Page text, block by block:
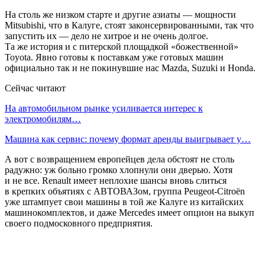
На столь же низком старте и другие азиаты — мощности
Mitsubishi, что в Калуге, стоят законсервированными, так что
запустить их — дело не хитрое и не очень долгое.
Та же история и с питерской площадкой «божественной»
Toyota. Явно готовы к поставкам уже готовых машин
официально так и не покинувшие нас Mazda, Suzuki и Honda.
Сейчас читают
На автомобильном рынке усиливается интерес к
электромобилям…
Машина как сервис: почему формат аренды выигрывает у…
А вот с возвращением европейцев дела обстоят не столь
радужно: уж больно громко хлопнули они дверью. Хотя
и не все. Renault имеет неплохие шансы вновь слиться
в крепких объятиях с АВТОВАЗом, группа Peugeot-Citroën
уже штампует свои машины в той же Калуге из китайских
машинокомплектов, и даже Mercedes имеет опцион на выкуп
своего подмосковного предприятия.